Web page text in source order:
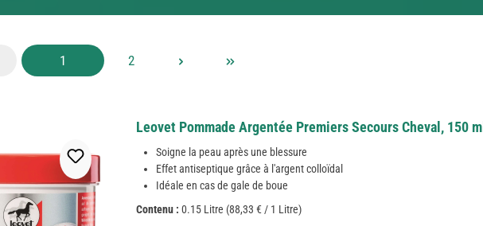
Page
1 Page
2
Leovet Pommade Argentée Premiers Secours Cheval, 150 ml
Soigne la peau après une blessure
Effet antiseptique grâce à l'argent colloïdal
Idéale en cas de gale de boue
Contenu :0.15 Litre (88,33 € / 1 Litre)